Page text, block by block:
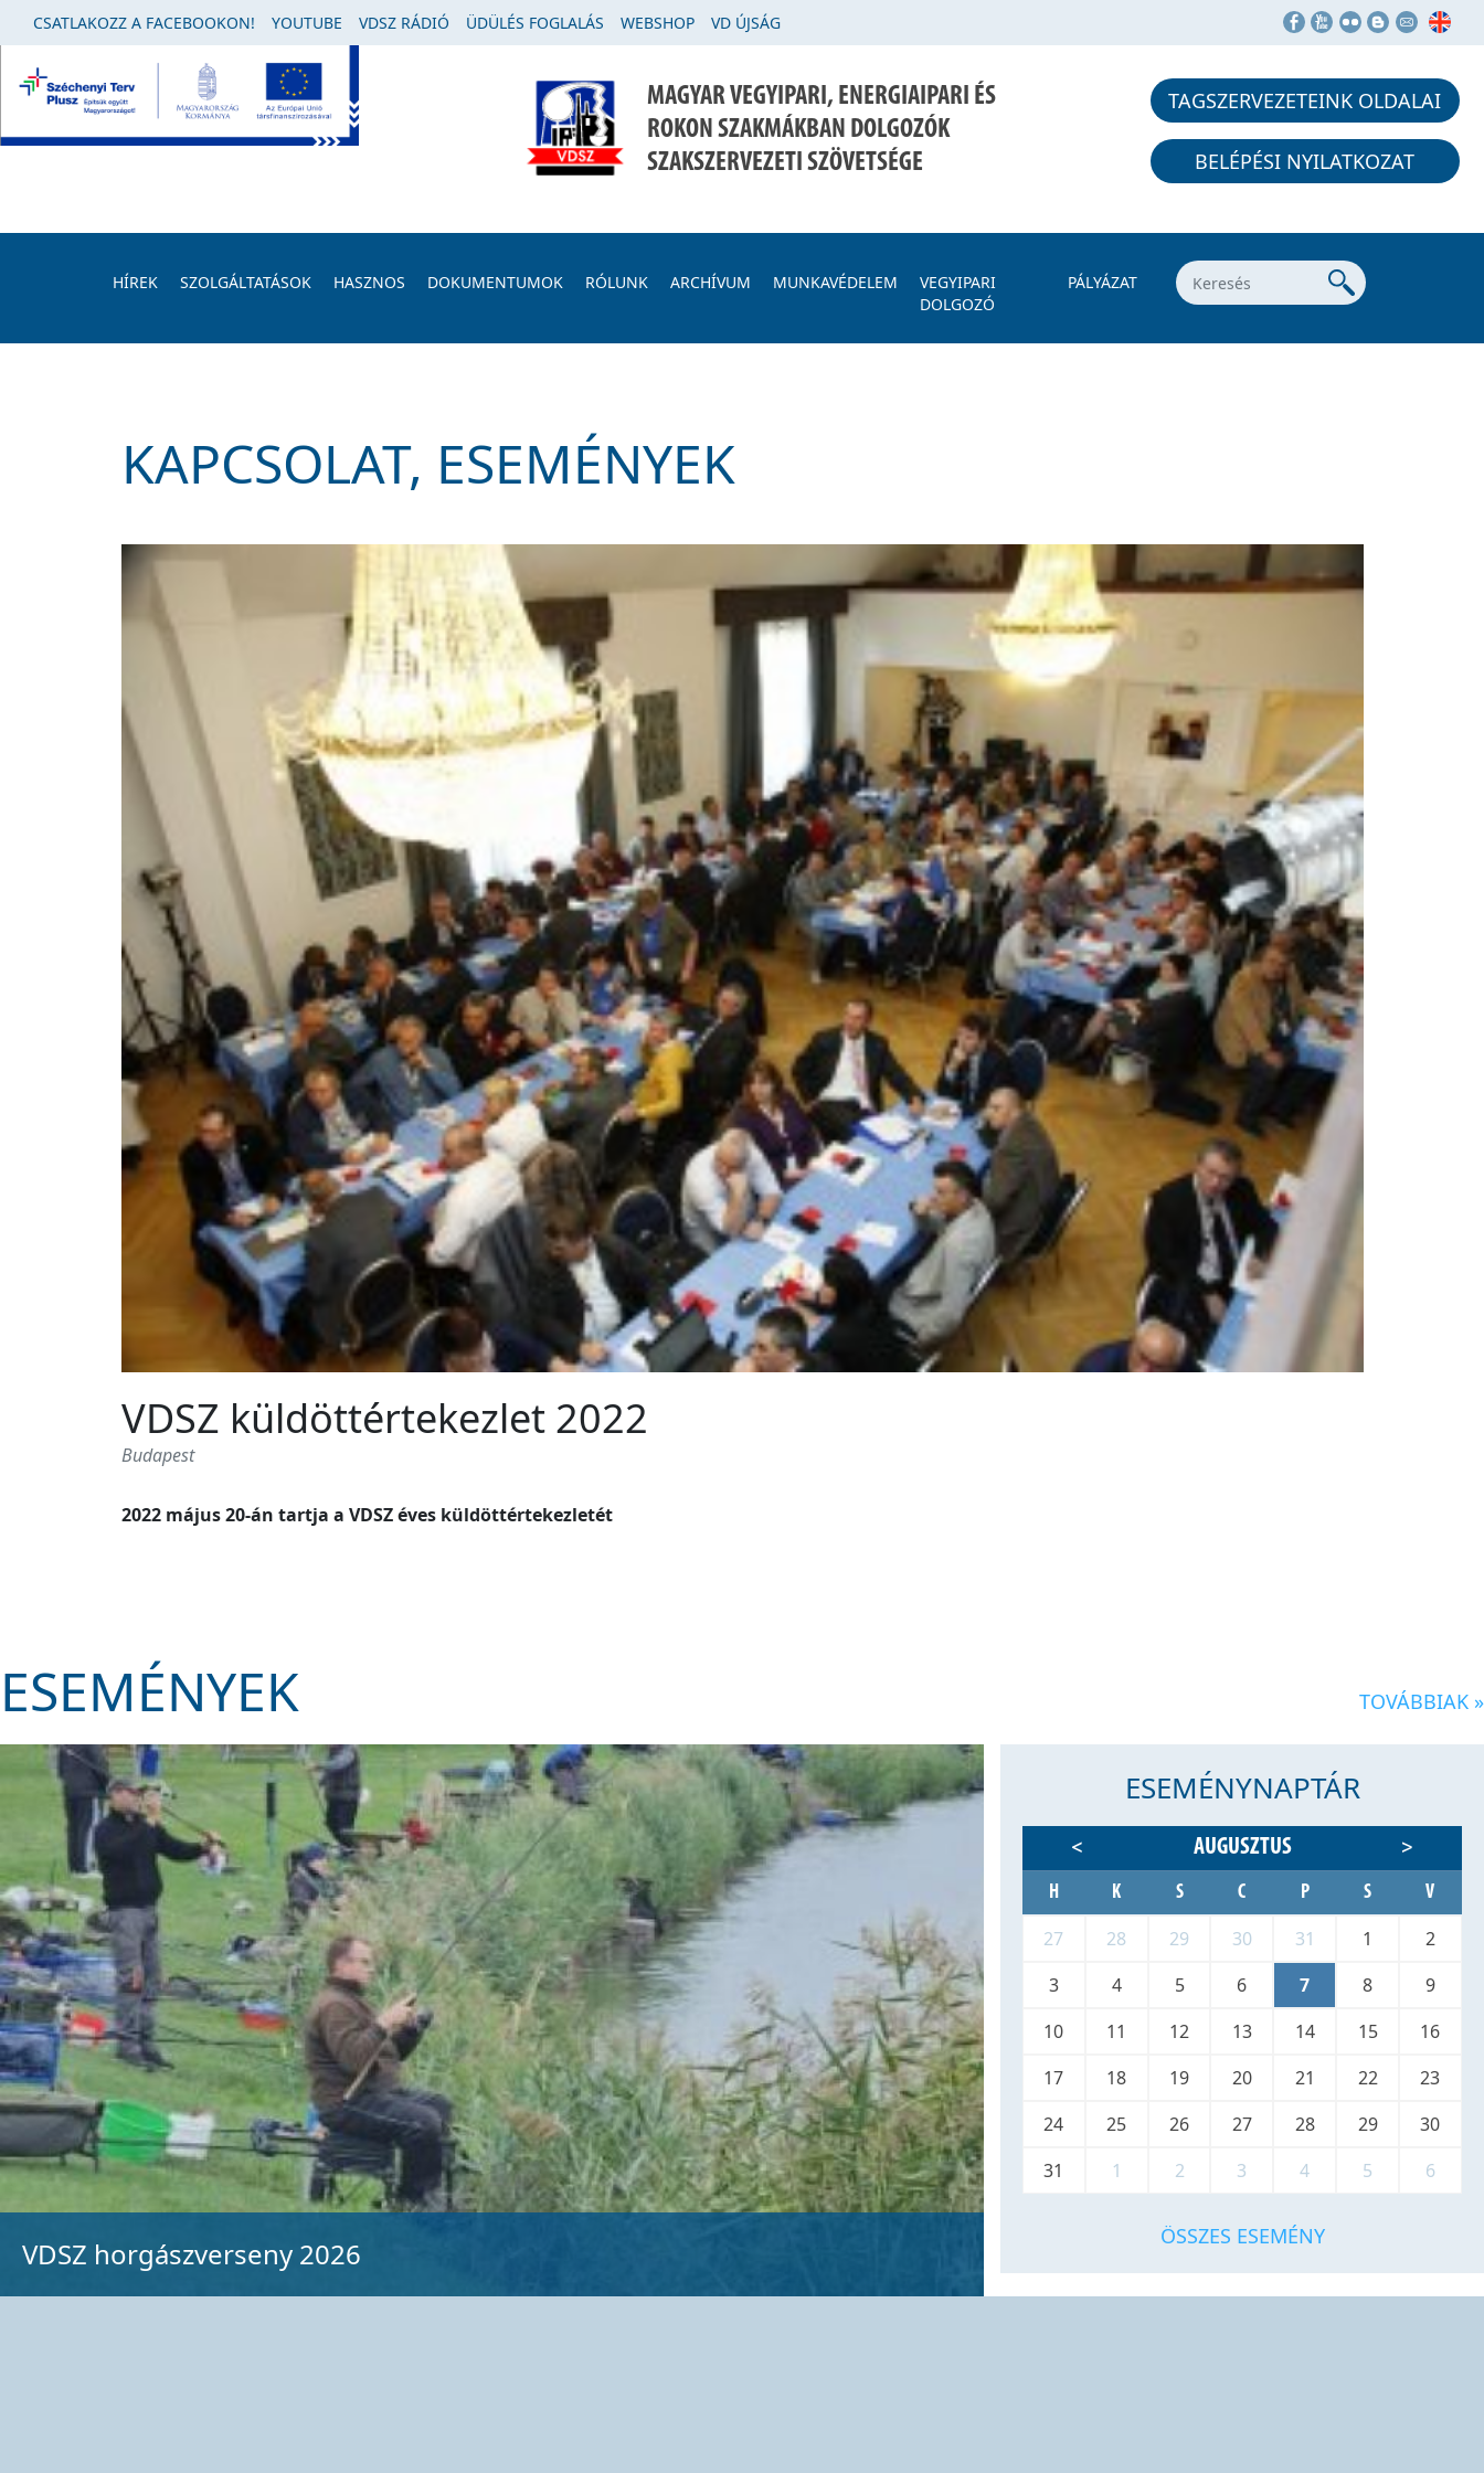
CSATLAKOZZ A FACEBOOKON! YOUTUBE VDSZ RÁDIÓ ÜDÜLÉS FOGLALÁS WEBSHOP VD ÚJSÁG
MAGYAR VEGYIPARI, ENERGIAIPARI ÉS
ROKON SZAKMÁKBAN DOLGOZÓK
SZAKSZERVEZETI SZÖVETSÉGE
TAGSZERVEZETEINK OLDALAI
BELÉPÉSI NYILATKOZAT
HÍREK SZOLGÁLTATÁSOK HASZNOS DOKUMENTUMOK RÓLUNK ARCHÍVUM MUNKAVÉDELEM
VEGYIPARI
DOLGOZÓ
PÁLYÁZAT
KAPCSOLAT, ESEMÉNYEK
VDSZ küldöttértekezlet 2022
Budapest
2022 május 20-án tartja a VDSZ éves küldöttértekezletét
ESEMÉNYEK TOVÁBBIAK »
VDSZ horgászverseny 2026
ESEMÉNYNAPTÁR
< AUGUSZTUS >
H K S C P S V
27 28 29 30 31 1
2
3
4 5 6 7 8
9
10
11 12 13 14 15
16
17
18 19 20 21 22
23
24
25 26 27 28 29
30
31
1 2 3 4 5 6
ÖSSZES ESEMÉNY